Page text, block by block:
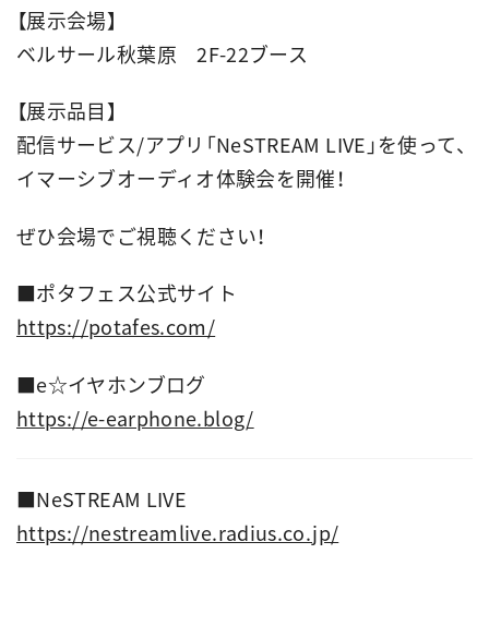
【展示会場】
ベルサール秋葉原 2F-22ブース
【展示品目】
配信サービス/アプリ「NeSTREAM LIVE」を使って、
イマーシブオーディオ体験会を開催！
ぜひ会場でご視聴ください！
■ポタフェス公式サイト
https://potafes.com/
■e☆イヤホンブログ
https://e-earphone.blog/
■NeSTREAM LIVE
https://nestreamlive.radius.co.jp/